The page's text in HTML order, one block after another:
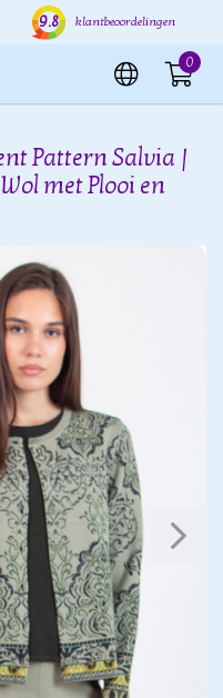
binnen 24 uur
9.8 klantbeoordelingen
0
Pattern Salvia |
met Plooi en